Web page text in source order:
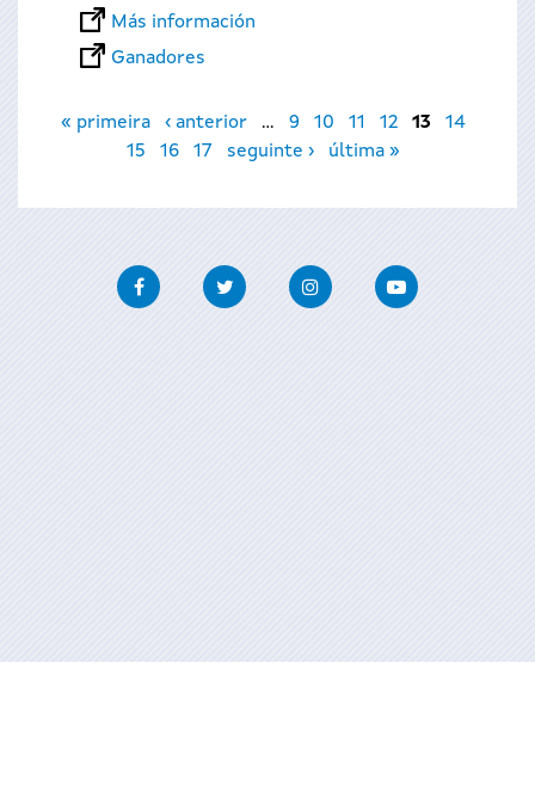
Más información
Ganadores
Páginas
« primeira ‹ anterior … 9 10 11 12 13
14
15
16 17 seguinte › última »
FacebookTwitter InstagramYoutube